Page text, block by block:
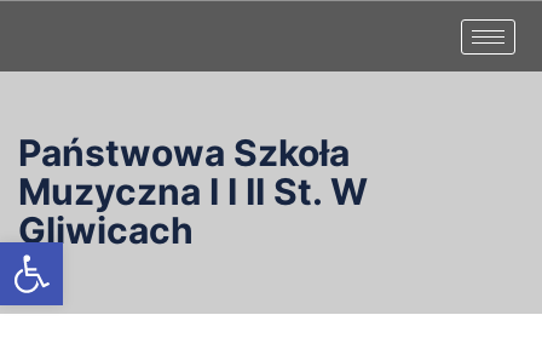
Otwórz pasek narzędzi
Państwowa Szkoła
Muzyczna I I II St. W
Gliwicach